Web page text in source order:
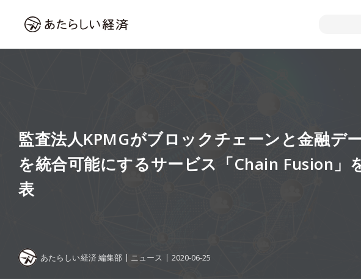
監査法人KPMGがブロックチェーンと金融デ
を統合可能にするサービス「Chain Fusion」
表
あたらしい経済 編集部 ニュース 2020-06-25